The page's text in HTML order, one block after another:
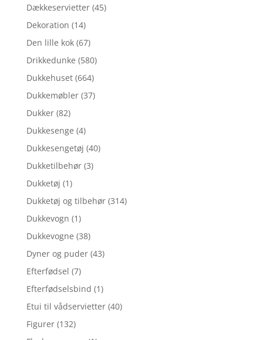
Dækkeservietter (45)
Dekoration (14)
Den lille kok (67)
Drikkedunke (580)
Dukkehuset (664)
Dukkemøbler (37)
Dukker (82)
Dukkesenge (4)
Dukkesengetøj (40)
Dukketilbehør (3)
Dukketøj (1)
Dukketøj og tilbehør (314)
Dukkevogn (1)
Dukkevogne (38)
Dyner og puder (43)
Efterfødsel (7)
Efterfødselsbind (1)
Etui til vådservietter (40)
Figurer (132)